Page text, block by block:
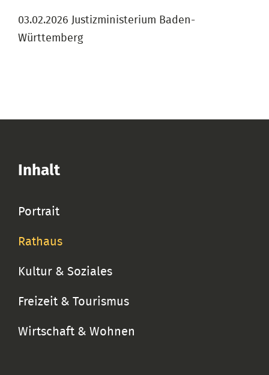
03.02.2026 Justizministerium Baden-
Württemberg
Inhalt
Portrait
Rathaus
Kultur & Soziales
Freizeit & Tourismus
Wirtschaft & Wohnen